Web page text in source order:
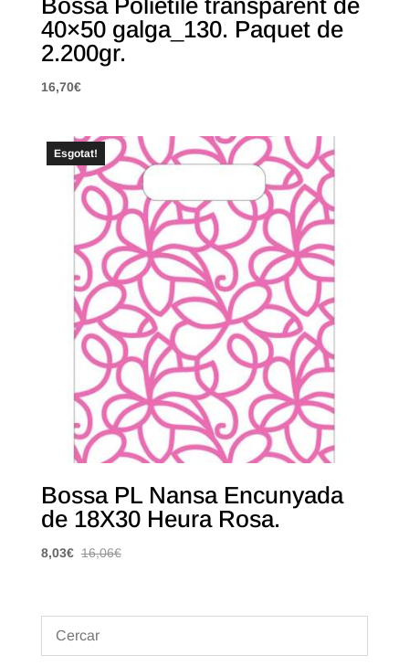
Bossa Polietilè transparent de
40×50 galga_130. Paquet de
2.200gr.
16,70€
Esgotat!
Bossa PL Nansa Encunyada
de 18X30 Heura Rosa.
8,03€ 16,06€